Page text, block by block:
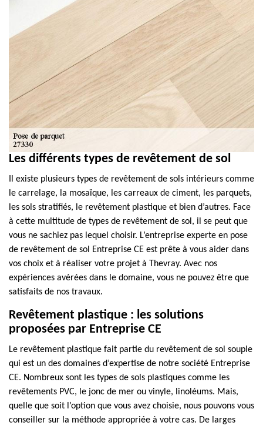
Les différents types de revêtement de sol
Il existe plusieurs types de revêtement de sols intérieurs comme
le carrelage, la mosaïque, les carreaux de ciment, les parquets,
les sols stratifiés, le revêtement plastique et bien d’autres. Face
à cette multitude de types de revêtement de sol, il se peut que
vous ne sachiez pas lequel choisir. L’entreprise experte en pose
de revêtement de sol Entreprise CE est prête à vous aider dans
vos choix et à réaliser votre projet à Thevray. Avec nos
expériences avérées dans le domaine, vous ne pouvez être que
satisfaits de nos travaux.
Revêtement plastique : les solutions
proposées par Entreprise CE
Le revêtement plastique fait partie du revêtement de sol souple
qui est un des domaines d’expertise de notre société Entreprise
CE. Nombreux sont les types de sols plastiques comme les
revêtements PVC, le jonc de mer ou vinyle, linoléums. Mais,
quelle que soit l’option que vous avez choisie, nous pouvons vous
conseiller sur la méthode appropriée à votre cas. De larges